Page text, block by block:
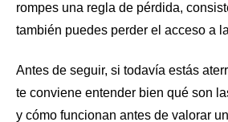
rompes una regla de pérdida,
también puedes perder el acceso a
Antes de seguir, si todavía estás
te conviene entender bien qué son
y cómo funcionan antes de valorar